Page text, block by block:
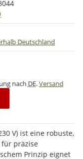
Deutschland
nach DE.Versand
V) ist eine robuste,
präzise
Prinzip eignet